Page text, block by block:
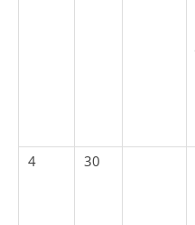
4
30